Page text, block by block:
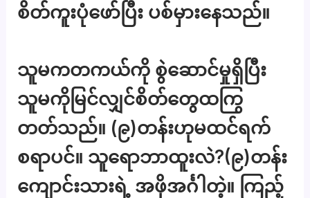
စိတ်ကူးပုံဖော်ပြီး ပစ်မှားနေသည်။
သူမကတကယ်ကို စွဲဆောင်မှုရှိပြီး
သူမကိုမြင်လျှင်စိတ်တွေထကြွ
တတ်သည်။ (၉)တန်းဟုမထင်ရက်
စရာပင်။ သူရောဘာထူးလဲ?(၉)တန်း
ကျောင်းသားရဲ့ အဖိုအင်္ဂါတဲ့။ ကြည့်